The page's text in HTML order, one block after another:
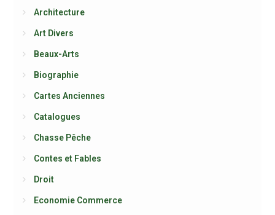
Architecture
Art Divers
Beaux-Arts
Biographie
Cartes Anciennes
Catalogues
Chasse Pêche
Contes et Fables
Droit
Economie Commerce